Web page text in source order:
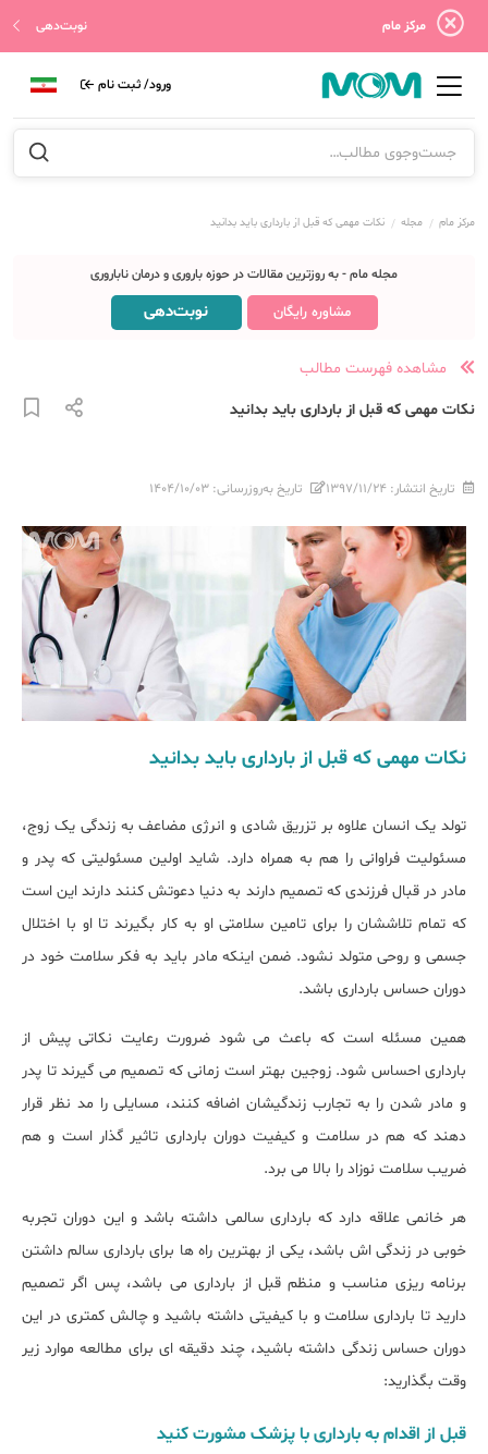
مرکز مام نوبت‌دهی
ورود/ ثبت نام
مرکز مام مجله نکات مهمی که قبل از بارداری باید بدانید
مجله مام - به روزترین مقالات در حوزه باروری و درمان ناباروری
مشاوره رایگان نوبت‌دهی
مشاهده فهرست مطالب
نکات مهمی که قبل از بارداری باید بدانید
تاریخ انتشار: ۱۳۹۷/۱۱/۲۴ تاریخ به‌روزرسانی: ۱۴۰۴/۱۰/۰۳
نکات مهمی که قبل از بارداری باید بدانید
تولد یک انسان علاوه بر تزریق شادی و انرژی مضاعف به زندگی یک زوج،
مسئولیت فراوانی را هم به همراه دارد. شاید اولین مسئولیتی که پدر و
مادر در قبال فرزندی که تصمیم دارند به دنیا دعوتش کنند دارند این است
که تمام تلاششان را برای تامین سلامتی او به کار بگیرند تا او با اختلال
جسمی و روحی متولد نشود. ضمن اینکه مادر باید به فکر سلامت خود در
دوران حساس بارداری باشد.
همین مسئله است که باعث می شود ضرورت رعایت نکاتی پیش از
بارداری احساس شود. زوجین بهتر است زمانی که تصمیم می گیرند تا پدر
و مادر شدن را به تجارب زندگیشان اضافه کنند، مسایلی را مد نظر قرار
دهند که هم در سلامت و کیفیت دوران بارداری تاثیر گذار است و هم
ضریب سلامت نوزاد را بالا می برد.
هر خانمی علاقه دارد که بارداری سالمی داشته باشد و این دوران تجربه
خوبی در زندگی اش باشد، یکی از بهترین راه ها برای بارداری سالم داشتن
برنامه ریزی مناسب و منظم قبل از بارداری می باشد، پس اگر تصمیم
دارید تا بارداری سلامت و با کیفیتی داشته باشید و چالش کمتری در این
دوران حساس زندگی داشته باشید، چند دقیقه ای برای مطالعه موارد زیر
وقت بگذارید:
قبل از اقدام به بارداری با پزشک مشورت کنید